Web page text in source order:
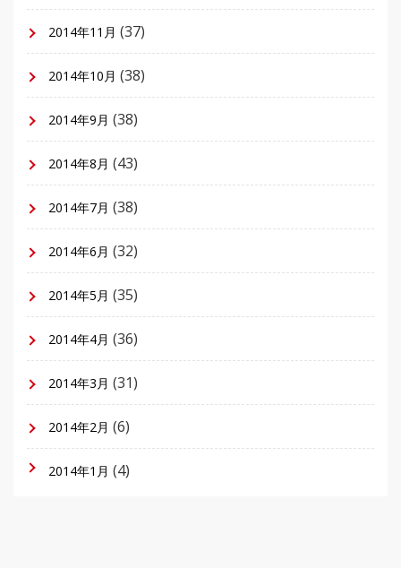
2014年11月 (37)
2014年10月 (38)
2014年9月 (38)
2014年8月 (43)
2014年7月 (38)
2014年6月 (32)
2014年5月 (35)
2014年4月 (36)
2014年3月 (31)
2014年2月 (6)
2014年1月 (4)